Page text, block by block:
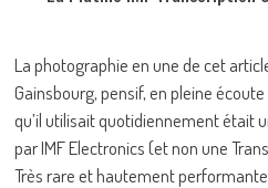
La photographie en une de cet
Gainsbourg, pensif, en pleine
qu’il utilisait quotidiennement était
par IMF Electronics (et non une
Très rare et hautement